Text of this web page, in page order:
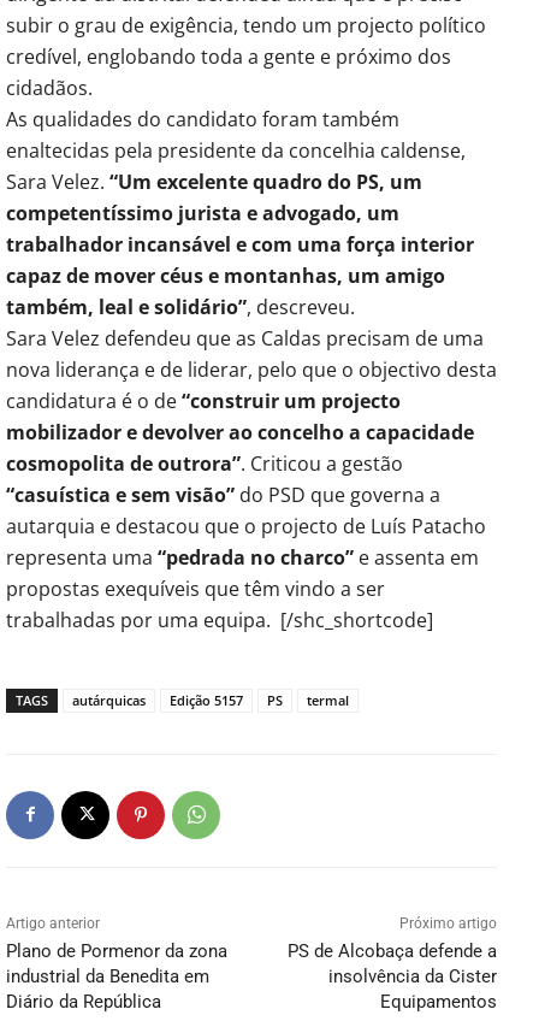
subir o grau de exigência, tendo um projecto político
credível, englobando toda a gente e próximo dos
cidadãos.
As qualidades do candidato foram também
enaltecidas pela presidente da concelhia caldense,
Sara Velez. “Um excelente quadro do PS, um
competentíssimo jurista e advogado, um
trabalhador incansável e com uma força interior
capaz de mover céus e montanhas, um amigo
também, leal e solidário”, descreveu.
Sara Velez defendeu que as Caldas precisam de uma
nova liderança e de liderar, pelo que o objectivo desta
candidatura é o de“construir um projecto
mobilizador e devolver ao concelho a capacidade
cosmopolita de outrora”. Criticou a gestão
“casuística e sem visão” do PSD que governa a
autarquia e destacou que o projecto de Luís Patacho
representa uma “pedrada no charco” e assenta em
propostas exequíveis que têm vindo a ser
trabalhadas por uma equipa. [/shc_shortcode]
TAGS autárquicas Edição 5157 PS termal
Artigo anterior
Plano de Pormenor da zona
industrial da Benedita em
Diário da República
Próximo artigo
PS de Alcobaça defende a
insolvência da Cister
Equipamentos